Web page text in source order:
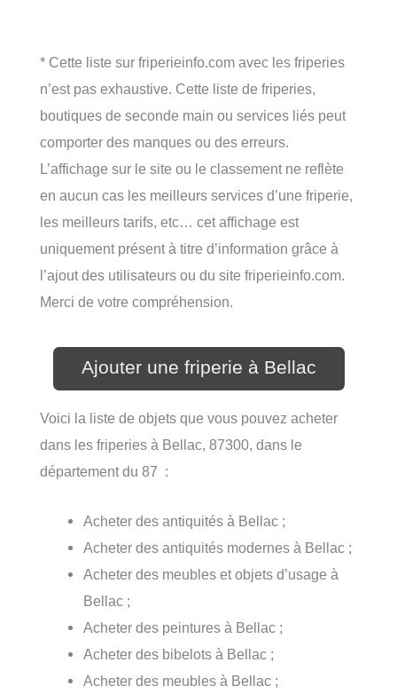
* Cette liste sur friperieinfo.com avec les friperies
n’est pas exhaustive. Cette liste de friperies,
boutiques de seconde main ou services liés peut
comporter des manques ou des erreurs.
L’affichage sur le site ou le classement ne reflète
en aucun cas les meilleurs services d’une friperie,
les meilleurs tarifs, etc… cet affichage est
uniquement présent à titre d’information grâce à
l’ajout des utilisateurs ou du site friperieinfo.com.
Merci de votre compréhension.
Ajouter une friperie à Bellac
Voici la liste de objets que vous pouvez acheter
dans les friperies à Bellac, 87300, dans le
département du 87 :
Acheter des antiquités à Bellac ;
Acheter des antiquités modernes à Bellac ;
Acheter des meubles et objets d’usage à
Bellac ;
Acheter des peintures à Bellac ;
Acheter des bibelots à Bellac ;
Acheter des meubles à Bellac ;